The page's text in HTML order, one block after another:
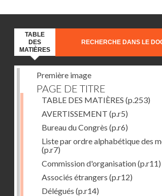
TABLE
DES
MATIÈRES
RECHERCHE DANS LE
Première image
PAGE DE TITRE
TABLE DES MATIÈRES (p.253)
AVERTISSEMENT (p.r5)
Bureau du Congrès (p.r6)
Liste par ordre alphabétique des
(p.r7)
Commission d'organisation(p.r11)
Associés étrangers (p.r12)
Délégués (p.r14)